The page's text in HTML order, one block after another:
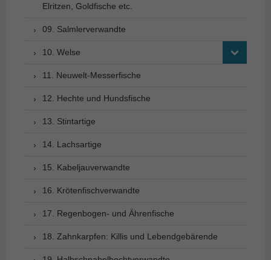
Elritzen, Goldfische etc.
09. Salmlerverwandte
10. Welse
11. Neuwelt-Messerfische
12. Hechte und Hundsfische
13. Stintartige
14. Lachsartige
15. Kabeljauverwandte
16. Krötenfischverwandte
17. Regenbogen- und Ährenfische
18. Zahnkarpfen: Killis und Lebendgebärende